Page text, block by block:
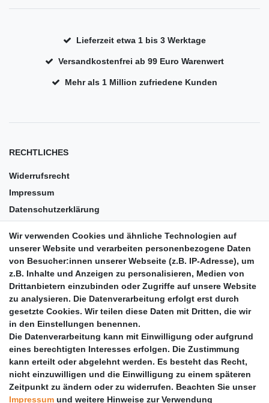
Lieferzeit etwa 1 bis 3 Werktage
Versandkostenfrei ab 99 Euro Warenwert
Mehr als 1 Million zufriedene Kunden
RECHTLICHES
Widerrufsrecht
Impressum
Datenschutzerklärung
Barrierefreiheit
Anleitungen
Vertrag widerrufen
PARTNER
DHL
GLS
PaketPLUS
Wir verwenden Cookies und ähnliche Technologien auf
unserer Website und verarbeiten personenbezogene Daten
von Besucher:innen unserer Webseite (z.B. IP-Adresse), um
z.B. Inhalte und Anzeigen zu personalisieren, Medien von
Drittanbietern einzubinden oder Zugriffe auf unsere Website
zu analysieren. Die Datenverarbeitung erfolgt erst durch
gesetzte Cookies. Wir teilen diese Daten mit Dritten, die wir
in den Einstellungen benennen.
Die Datenverarbeitung kann mit Einwilligung oder aufgrund
eines berechtigten Interesses erfolgen. Die Zustimmung
kann erteilt oder abgelehnt werden. Es besteht das Recht,
nicht einzuwilligen und die Einwilligung zu einem späteren
Zeitpunkt zu ändern oder zu widerrufen. Beachten Sie unser
Impressum und weitere Hinweise zur Verwendung